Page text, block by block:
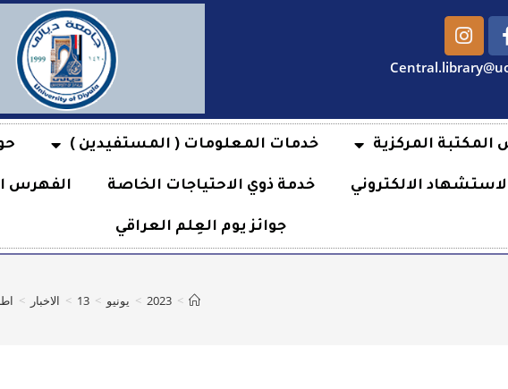
المركزية خدمات المعلومات ( المستفيدين )
الالكتروني خدمة ذوي الاحتياجات الخاصة الفهرس
جوائز يوم العِلم العراقي
>
2023
> يونيو >
13
> الاخبار >